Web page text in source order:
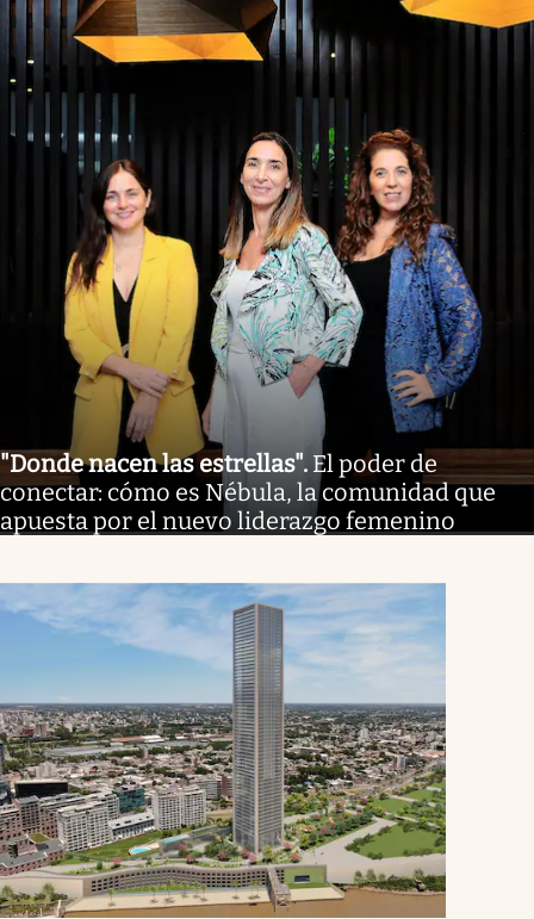
"Donde nacen las estrellas". El poder de
conectar: cómo es Nébula, la comunidad que
apuesta por el nuevo liderazgo femenino